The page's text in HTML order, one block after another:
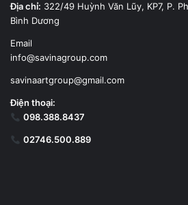
Địa chỉ: 322/49 Huỳnh Văn Lũy, KP7, P.
Bình Dương
Email
info@savinagroup.com
savinaartgroup@gmail.com
Điện thoại:
098.388.8437
02746.500.889